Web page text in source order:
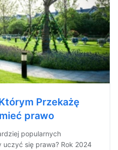
Przekażę
prawo
popularnych
się prawa? Rok 2024